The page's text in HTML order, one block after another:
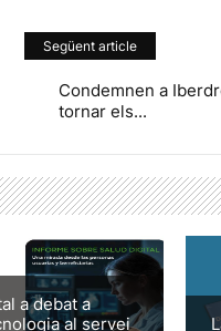
Següent article
Condemnen a
tornar els...
a debat a
al servei